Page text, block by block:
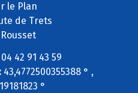
le Plan
de Trets
04 42 91 43 59
43,4772500355388 ° ,
°